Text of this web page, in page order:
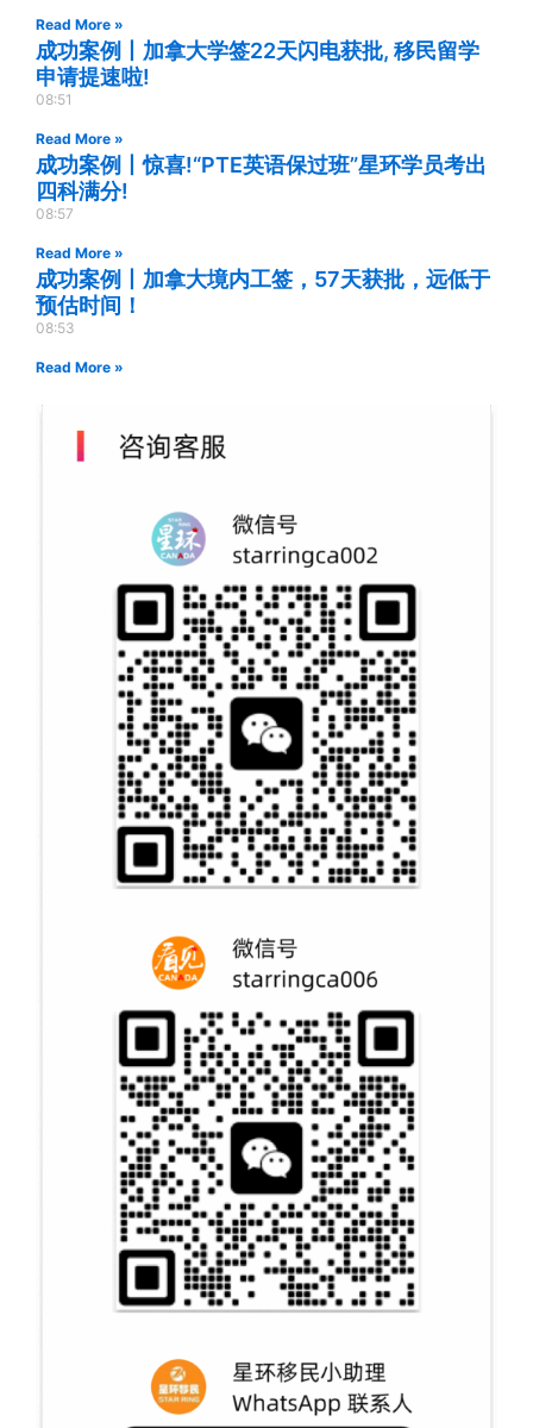
Read More »
成功案例丨加拿大学签22天闪电获批, 移民留学
申请提速啦!
08:51
Read More »
成功案例丨惊喜!“PTE英语保过班”星环学员考出
四科满分!
08:57
Read More »
成功案例丨加拿大境内工签，57天获批，远低于
预估时间！
08:53
Read More »